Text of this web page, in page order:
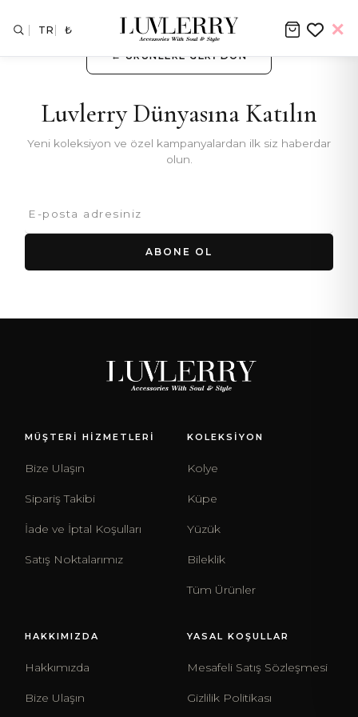
← ÜRÜNLERE GERI DÖN
Luvlerry Dünyasına Katılın
Yeni koleksiyon ve özel kampanyalardan ilk siz haberdar
olun.
ABONE OL
MÜŞTERİ HİZMETLERİ
Bize Ulaşın
Sipariş Takibi
İade ve İptal Koşulları
Satış Noktalarımız
KOLEKSİYON
Kolye
Küpe
Yüzük
Bileklik
Tüm Ürünler
HAKKIMIZDA
Hakkımızda
Bize Ulaşın
YASAL KOŞULLAR
Mesafeli Satış Sözleşmesi
Gizlilik Politikası
TR ₺